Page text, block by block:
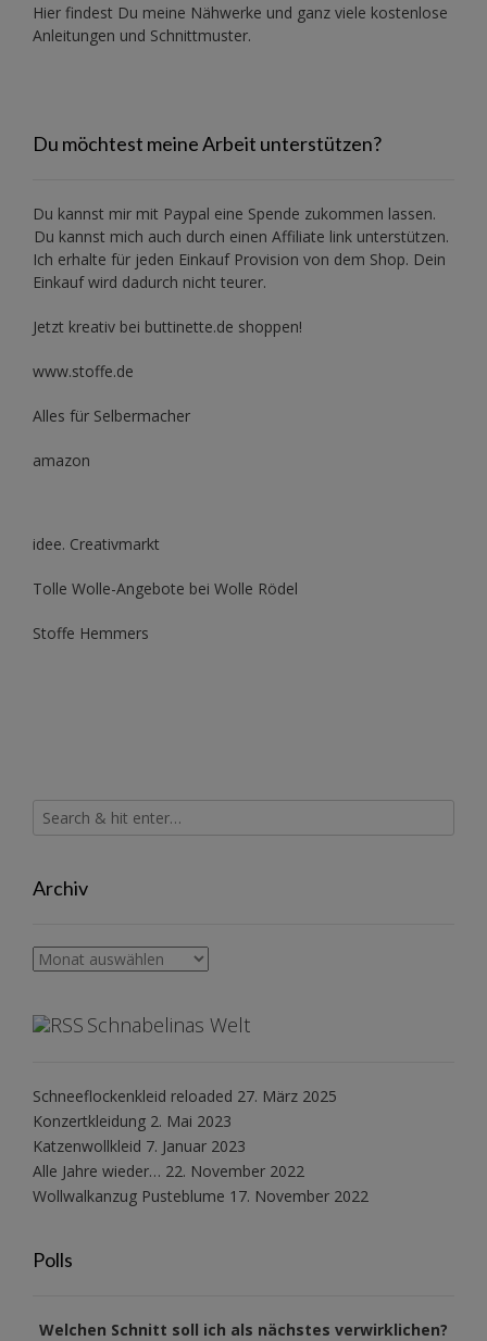
Hier findest Du meine Nähwerke und ganz viele kostenlose
Anleitungen und Schnittmuster.
Du möchtest meine Arbeit unterstützen?
Du kannst mir mit Paypal eine Spende zukommen lassen.
Du kannst mich auch durch einen Affiliate link unterstützen.
Ich erhalte für jeden Einkauf Provision von dem Shop. Dein
Einkauf wird dadurch nicht teurer.
Jetzt kreativ bei buttinette.de shoppen!
www.stoffe.de
Alles für Selbermacher
amazon
idee. Creativmarkt
Tolle Wolle-Angebote bei Wolle Rödel
Stoffe Hemmers
Archiv
Archiv
Schnabelinas Welt
Schneeflockenkleid reloaded 27. März 2025
Konzertkleidung 2. Mai 2023
Katzenwollkleid 7. Januar 2023
Alle Jahre wieder… 22. November 2022
Wollwalkanzug Pusteblume 17. November 2022
Polls
Welchen Schnitt soll ich als nächstes verwirklichen?